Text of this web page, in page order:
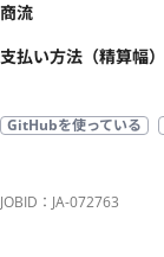
商流
支払い方法（精算幅）
GitHubを使っている
JOBID：JA-072763